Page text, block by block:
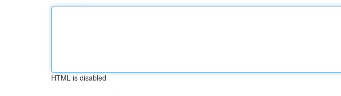
HTML is disabled